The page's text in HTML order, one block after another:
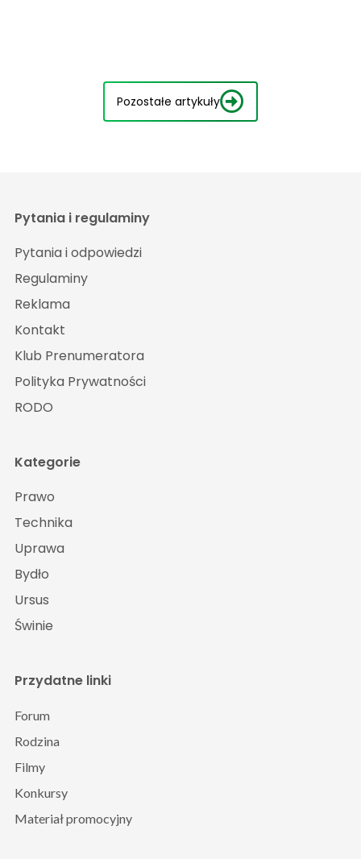
Pozostałe artykuły
Pytania i regulaminy
Pytania i odpowiedzi
Regulaminy
Reklama
Kontakt
Klub Prenumeratora
Polityka Prywatności
RODO
Kategorie
Prawo
Technika
Uprawa
Bydło
Ursus
Świnie
Przydatne linki
Forum
Rodzina
Filmy
Konkursy
Materiał promocyjny